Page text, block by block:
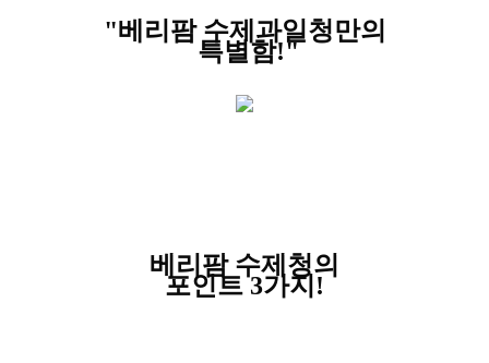
"베리팜 수제과일청만의
특별함!"
베리팜 수제청의
포인트 3가지!